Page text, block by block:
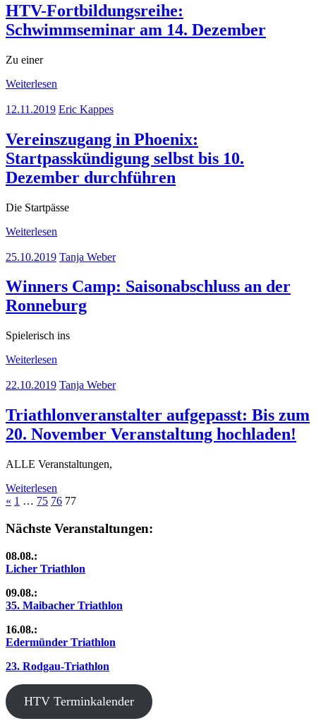
HTV-Fortbildungsreihe:
Schwimmseminar am 14. Dezember
Zu einer
Weiterlesen
12.11.2019 Eric Kappes
Vereinszugang in Phoenix:
Startpasskündigung selbst bis 10.
Dezember durchführen
Die Startpässe
Weiterlesen
25.10.2019 Tanja Weber
Winners Camp: Saisonabschluss an der
Ronneburg
Spielerisch ins
Weiterlesen
22.10.2019 Tanja Weber
Triathlonveranstalter aufgepasst: Bis zum
20. November Veranstaltung hochladen!
ALLE Veranstaltungen,
Weiterlesen
Seitennummerierung
der
« Vorherige
1 … 75 76 77
Nächste Veranstaltungen:
08.08.:
Licher Triathlon
09.08.:
35. Maibacher Triathlon
16.08.:
Edermünder Triathlon
23. Rodgau-Triathlon
HTV Terminkalender